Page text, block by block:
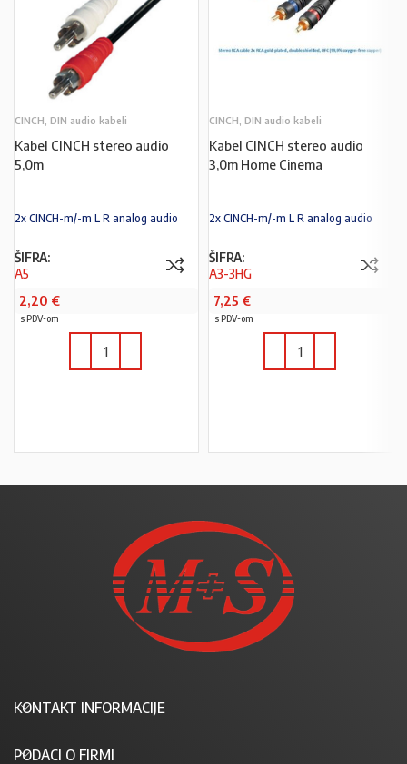
CINCH, DIN audio kabeli
Kabel CINCH stereo audio
5,0m
2x CINCH-m/-m L R analog audio
ŠIFRA:
A5
2,20 €
s PDV-om
CINCH, DIN audio kabeli
Kabel CINCH stereo audio
3,0m Home Cinema
2x CINCH-m/-m L R analog audio
ŠIFRA:
A3-3HG
7,25 €
s PDV-om
KONTAKT INFORMACIJE
PODACI O FIRMI